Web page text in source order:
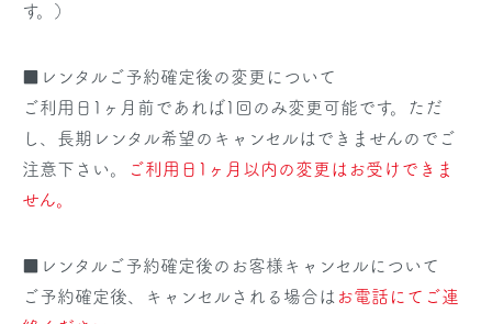
す。）
■レンタルご予約確定後の変更について
ご利用日1ヶ月前であれば1回のみ変更可能です。ただ
し、長期レンタル希望のキャンセルはできませんのでご
注意下さい。
ご利用日1ヶ月以内の変更はお受けできま
せん。
■レンタルご予約確定後のお客様キャンセルについて
ご予約確定後、キャンセルされる場合は お電話にてご連